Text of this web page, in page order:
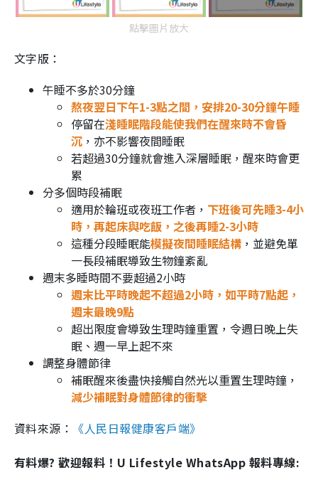
點擊圖片放大
文字版：
午睡不多於30分鐘
熬夜翌日下午1-3點之間，安排20-30分鐘午睡
停留在淺睡眠階段能使我們在醒來時不會昏
沉 ，亦不影響夜間睡眠
若超過30分鐘就會進入深層睡眠，醒來時會更
累
分多個時段補眠
適用於輪班或夜班工作者， 下班後可先睡3-4小
時，再起床與吃飯，之後再睡2-3小時
這種分段睡眠能模擬夜間睡眠結構 ，並避免單
一長段補眠導致生物鐘紊亂
週末多睡時間不要超過2小時
週末比平時晚起不超過2小時，如平時7點起，
週末最晚9點
超出限度會導致生理時鐘重置，令週日晚上失
眠、週一早上起不來
調整身體節律
補眠醒來後盡快接觸自然光以重置生理時鐘，
減少補眠對身體節律的衝擊
資料來源： 《人民日報健康客戶端》
有料爆? 歡迎報料！U Lifestyle WhatsApp 報料專線: